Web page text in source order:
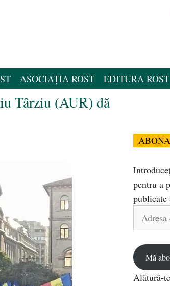
ASOCIAȚIA ROST EDITURA ROST
Târziu (AUR) dă
pentru a
publicate
Adresa
Mă
Alătură-